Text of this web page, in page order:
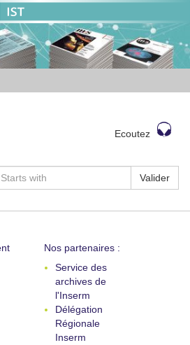
Ecoutez
Valider
Nos partenaires :
Service des
archives de
l'Inserm
Délégation
Régionale
Inserm